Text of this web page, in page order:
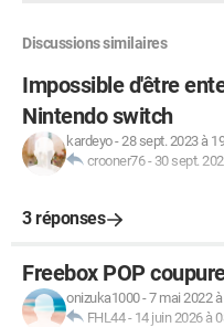
Discussions similaires
Impossible d'être
Nintendo switch
kardeyo-28 sept. 2023 à
crooner76- 30 sept.
3 réponses
Freebox POP
onizuka1000-7 mai 2022
FHL44- 14 juin 2026 à